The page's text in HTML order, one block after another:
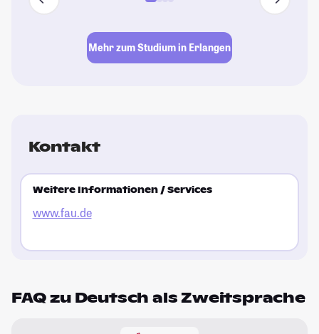
Mehr zum Studium in Erlangen
Kontakt
Weitere Informationen / Services
www.fau.de
FAQ zu Deutsch als Zweitsprache